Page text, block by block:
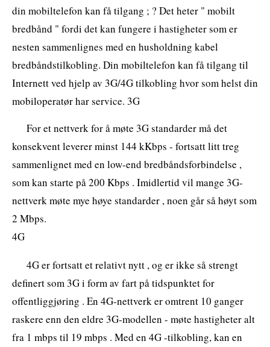
din mobiltelefon kan få tilgang ; ? Det heter " mobilt
bredbånd " fordi det kan fungere i hastigheter som er
nesten sammenlignes med en husholdning kabel
bredbåndstilkobling. Din mobiltelefon kan få tilgang til
Internett ved hjelp av 3G/4G tilkobling hvor som helst din
mobiloperatør har service. 3G
For et nettverk for å møte 3G standarder må det
konsekvent leverer minst 144 kKbps - fortsatt litt treg
sammenlignet med en low-end bredbåndsforbindelse ,
som kan starte på 200 Kbps . Imidlertid vil mange 3G-
nettverk møte mye høye standarder , noen går så høyt som
2 Mbps.
4G
4G er fortsatt et relativt nytt , og er ikke så strengt
definert som 3G i form av fart på tidspunktet for
offentliggjøring . En 4G-nettverk er omtrent 10 ganger
raskere enn den eldre 3G-modellen - møte hastigheter alt
fra 1 mbps til 19 mbps . Med en 4G -tilkobling, kan en